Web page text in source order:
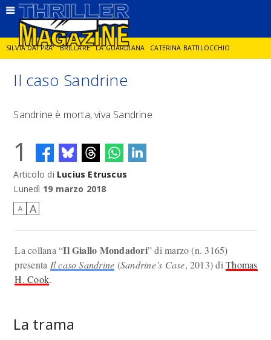
SILVIA DAI PRA' BRILLARE LA GUARDIANA CATERINA BATTILOCCHIO
JORGE DIAZ LA SPIA DELITTO IN CORNICE
Il caso Sandrine
Sandrine è morta, viva Sandrine
1
Articolo di Lucius Etruscus
Lunedì 19 marzo 2018
A A
La collana “Il Giallo Mondadori” di marzo (n. 3165)
presenta Il caso Sandrine (Sandrine’s Case, 2013) diThomas
H. Cook.
La trama